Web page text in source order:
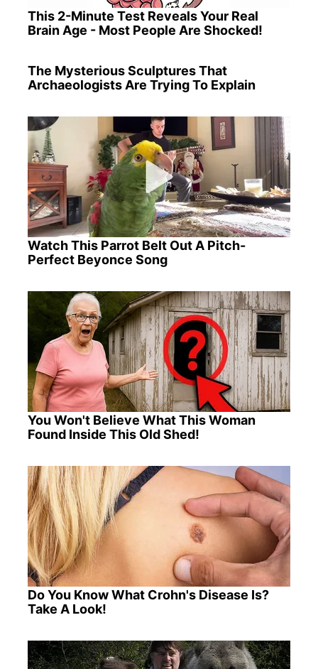
This 2-Minute Test Reveals Your Real
Brain Age - Most People Are Shocked!
The Mysterious Sculptures That
Archaeologists Are Trying To Explain
Watch This Parrot Belt Out A Pitch-
Perfect Beyonce Song
You Won't Believe What This Woman
Found Inside This Old Shed!
Do You Know What Crohn's Disease Is?
Take A Look!